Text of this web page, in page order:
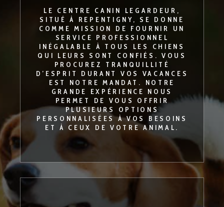
LE CENTRE CANIN LEGARDEUR,
SITUÉ À REPENTIGNY, SE DONNE
COMME MISSION DE FOURNIR UN
SERVICE PROFESSIONNEL
INÉGALABLE À TOUS LES CHIENS
QUI LEURS SONT CONFIÉS. VOUS
PROCUREZ TRANQUILLITÉ
D’ESPRIT DURANT VOS VACANCES
EST NOTRE MANDAT. NOTRE
GRANDE EXPÉRIENCE NOUS
PERMET DE VOUS OFFRIR
PLUSIEURS OPTIONS
PERSONNALISÉES À VOS BESOINS
ET À CEUX DE VOTRE ANIMAL.